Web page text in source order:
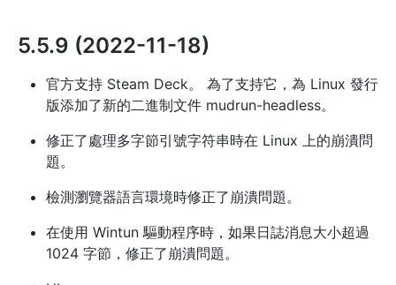
5.5.9 (2022-11-18)
官方支持 Steam Deck。 為了支持它，為 Linux 發行
版添加了新的二進制文件 mudrun-headless。
修正了處理多字節引號字符串時在 Linux 上的崩潰問
題。
檢測瀏覽器語言環境時修正了崩潰問題。
在使用 Wintun 驅動程序時，如果日誌消息大小超過
1024 字節，修正了崩潰問題。